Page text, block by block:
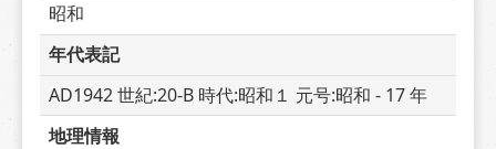
昭和
年代表記
AD1942 世紀:20-B 時代:昭和１ 元号:昭和 - 17 年
地理情報